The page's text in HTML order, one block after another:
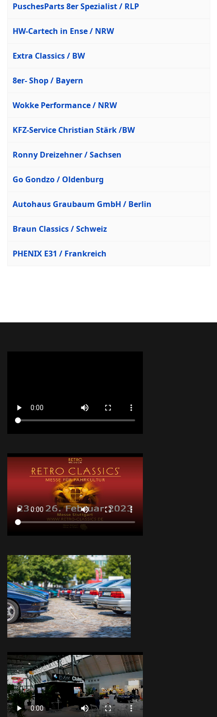
Titel
PuschesParts 8er Spezialist / RLP
HW-Cartech in Ense / NRW
Extra Classics / BW
8er- Shop / Bayern
Wokke Performance / NRW
KFZ-Service Christian Stärk /BW
Ronny Dreizehner / Sachsen
Go Gondzo / Oldenburg
Autohaus Graubaum GmbH / Berlin
Braun Classics / Schweiz
PHENIX E31 / Frankreich